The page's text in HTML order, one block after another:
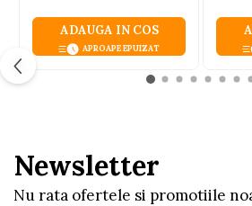
Jocuri de indemanare
Jocuri sportive
Jucarii educative din lemn
Pistoale
Plastilina
ADAUGA IN COS
APROAPE EPUIZAT
Newsletter
Nu rata ofertele si promotiile